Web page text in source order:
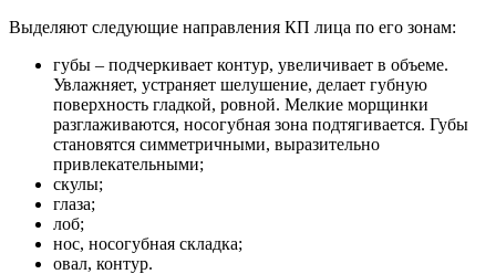
Выделяют следующие направления КП лица по его зонам:
губы – подчеркивает контур, увеличивает в объеме.
Увлажняет, устраняет шелушение, делает губную
поверхность гладкой, ровной. Мелкие морщинки
разглаживаются, носогубная зона подтягивается. Губы
становятся симметричными, выразительно
привлекательными;
скулы;
глаза;
лоб;
нос, носогубная складка;
овал, контур.